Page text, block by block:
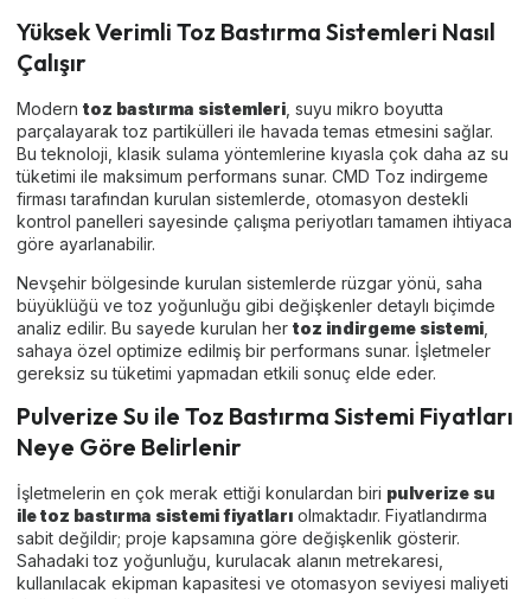
Yüksek Verimli Toz Bastırma Sistemleri Nasıl
Çalışır
Modern toz bastırma sistemleri , suyu mikro boyutta
parçalayarak toz partikülleri ile havada temas etmesini sağlar.
Bu teknoloji, klasik sulama yöntemlerine kıyasla çok daha az su
tüketimi ile maksimum performans sunar. CMD Toz indirgeme
firması tarafından kurulan sistemlerde, otomasyon destekli
kontrol panelleri sayesinde çalışma periyotları tamamen ihtiyaca
göre ayarlanabilir.
Nevşehir bölgesinde kurulan sistemlerde rüzgar yönü, saha
büyüklüğü ve toz yoğunluğu gibi değişkenler detaylı biçimde
analiz edilir. Bu sayede kurulan her toz indirgeme sistemi
sahaya özel optimize edilmiş bir performans sunar. İşletmeler
gereksiz su tüketimi yapmadan etkili sonuç elde eder.
Pulverize Su ile Toz Bastırma Sistemi Fiyatları
Neye Göre Belirlenir
İşletmelerin en çok merak ettiği konulardan biri pulverize su
ile toz bastırma sistemi fiyatları olmaktadır. Fiyatlandırma
sabit değildir; proje kapsamına göre değişkenlik gösterir.
Sahadaki toz yoğunluğu, kurulacak alanın metrekaresi,
kullanılacak ekipman kapasitesi ve otomasyon seviyesi maliyeti